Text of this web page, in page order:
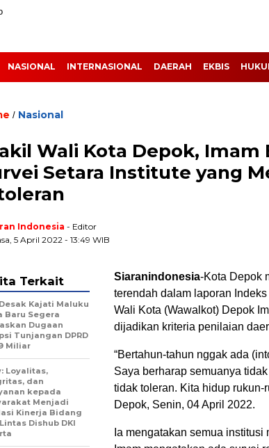
NASIONAL INTERNASIONAL DAERAH EKBIS
/ Nasional
Wali Kota Depok, Imam
Setara Institute yang
Indonesia - Editor
5 April 2022 - 13:49 WIB
Siaranindonesia-Kota Depok
terendah dalam laporan
Wali Kota (Wawalkot) Depok
dijadikan kriteria penilaian
“Bertahun-tahun nggak ada
Saya berharap semuanya
tidak toleran. Kita hidup rukun-
Depok, Senin, 04 April 2022.
Ia mengatakan semua
Terkait
Kajati Maluku
Baru Segera
Dugaan
Tunjangan DPRD
Miliar
Loyalitas,
dan
kepada
Menjadi
Kinerja Bidang
Dishub DKI